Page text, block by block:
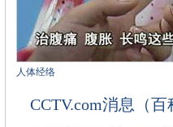
人体经络
CCTV.com消息（百